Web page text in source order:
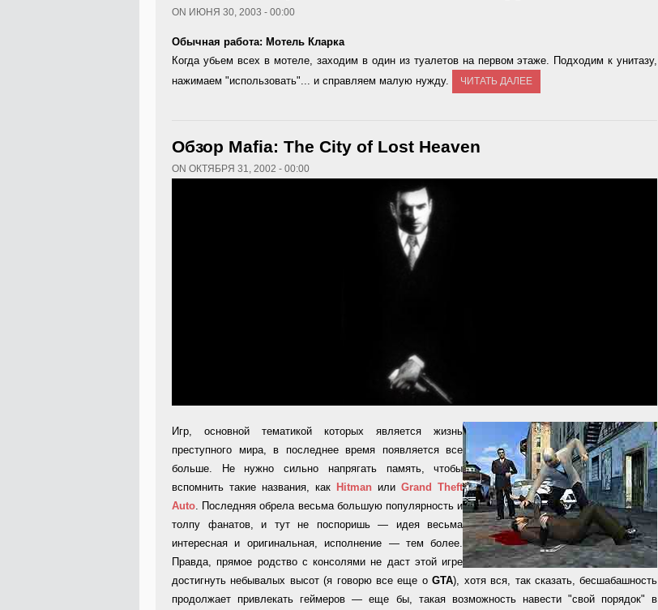
ON ИЮНЯ 30, 2003 - 00:00
Обычная работа: Мотель Кларка
Когда убьем всех в мотеле, заходим в один из туалетов на первом этаже. Подходим к унитазу,
нажимаем "использовать"... и справляем малую нужду.
ЧИТАТЬ ДАЛЕЕ
Обзор Mafia: The City of Lost Heaven
ON ОКТЯБРЯ 31, 2002 - 00:00
Игр, основной тематикой которых является жизнь
преступного мира, в последнее время появляется все
больше. Не нужно сильно напрягать память, чтобы
вспомнить такие названия, как Hitman илиGrand Theft
Auto. Последняя обрела весьма большую популярность и
толпу фанатов, и тут не поспоришь — идея весьма
интересная и оригинальная, исполнение — тем более.
Правда, прямое родство с консолями не даст этой игре
достигнуть небывалых высот (я говорю все еще оGTA), хотя вся, так сказать, бесшабашность
продолжает привлекать геймеров — еще бы, такая возможность навести "свой порядок" в